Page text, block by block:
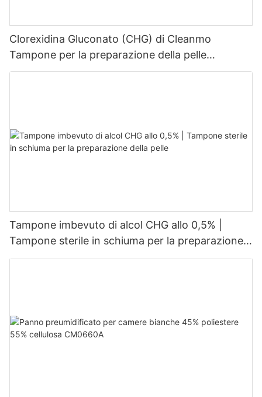
Clorexidina Gluconato (CHG) di Cleanmo
Tampone per la preparazione della pelle
periferica
Tampone imbevuto di alcol CHG allo 0,5% |
Tampone sterile in schiuma per la preparazione
della pelle